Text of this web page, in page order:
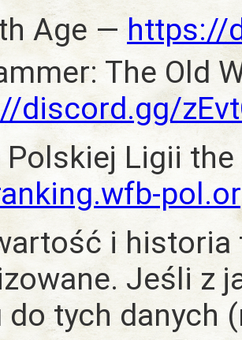
Age —https://
The Old
discord.gg/
Polskiej Ligii
i historia
Jeśli z
do tych danych